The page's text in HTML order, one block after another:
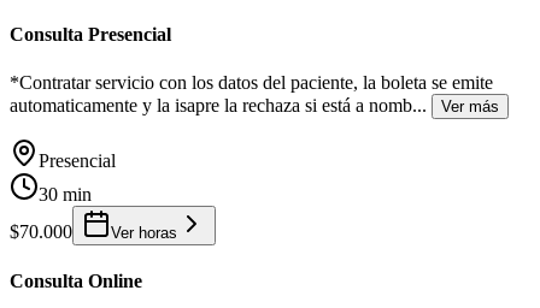
Consulta Presencial
*Contratar servicio con los datos del paciente, la boleta se emite
automaticamente y la isapre la rechaza si está a nomb... Ver más
Presencial
30 min
$70.000
Ver horas
Consulta Online